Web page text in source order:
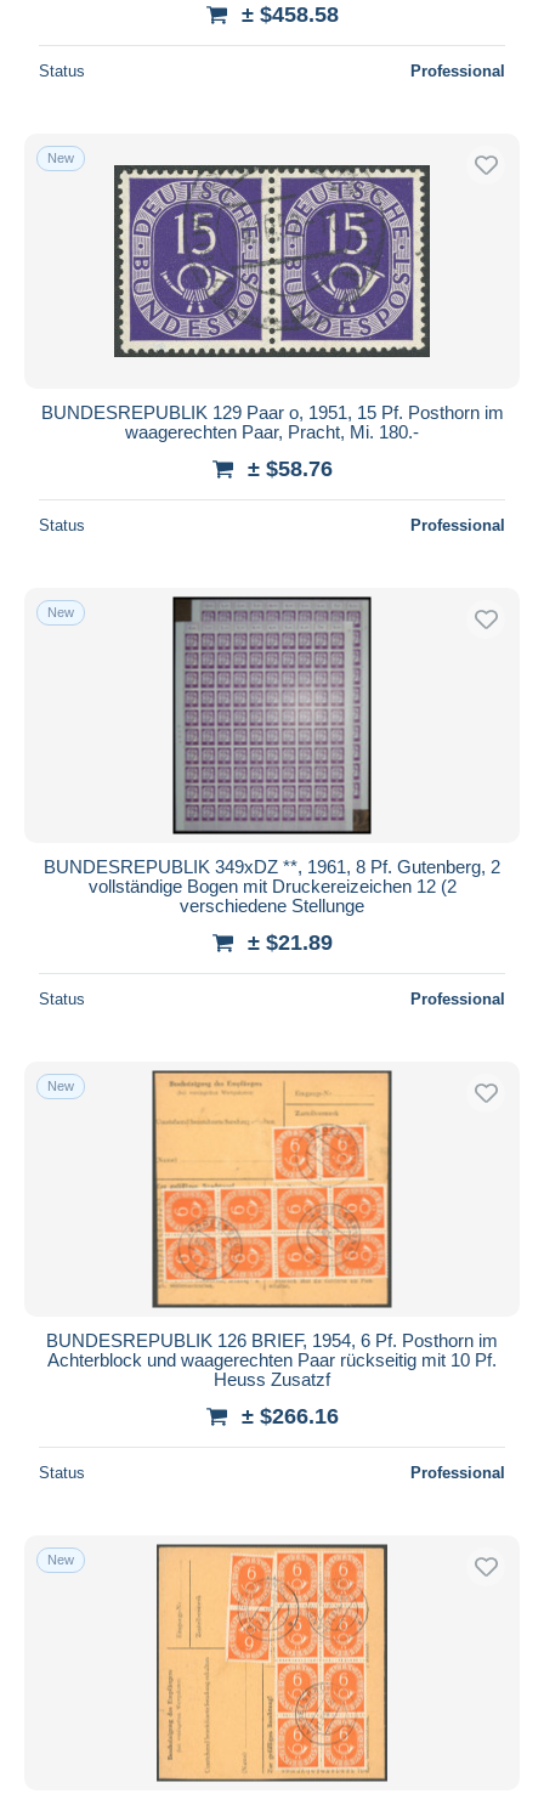
± $458.58
Status Professional
New
BUNDESREPUBLIK 129 Paar o, 1951, 15 Pf. Posthorn im
waagerechten Paar, Pracht, Mi. 180.-
± $58.76
Status Professional
New
BUNDESREPUBLIK 349xDZ **, 1961, 8 Pf. Gutenberg, 2
vollständige Bogen mit Druckereizeichen 12 (2
verschiedene Stellunge
± $21.89
Status Professional
New
BUNDESREPUBLIK 126 BRIEF, 1954, 6 Pf. Posthorn im
Achterblock und waagerechten Paar rückseitig mit 10 Pf.
Heuss Zusatzf
± $266.16
Status Professional
New